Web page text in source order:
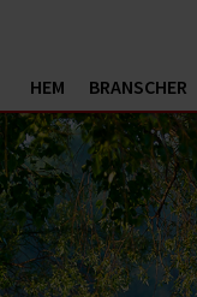
HEM BRANSCHER